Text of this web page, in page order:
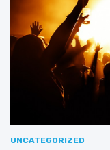
UNCATEGORIZED